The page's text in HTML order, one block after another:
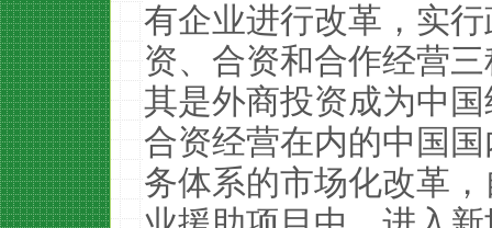
有企业进行改革，实
资、合资和合作经营
其是外商投资成为中
合资经营在内的中国
务体系的市场化改革